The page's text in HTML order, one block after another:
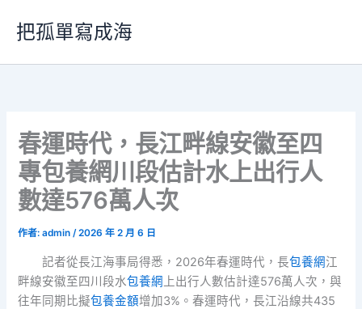
要
把孤單寫成海
春運時代，長江畔線安徽至四
專包養網川段估計水上出行人
數達576萬人次
作者:admin/2026 年 2 月 6 日
記者從長江海事局得悉，2026年春運時代，長包養網江
畔線安徽至四川段水包養網 上出行人數估計達576萬人次，與
往年同期比擬包養金額增加3%。春運時代，長江沿線共435